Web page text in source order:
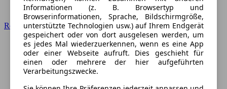
Renault
Informationen (z. B. Browsertyp und
Browserinformationen, Sprache, Bildschirmgröße,
unterstützte Technologien usw.) auf Ihrem Endgerät
gespeichert oder von dort ausgelesen werden, um
es jedes Mal wiederzuerkennen, wenn es eine App
oder einer Webseite aufruft. Dies geschieht für
einen oder mehrere der hier aufgeführten
Verarbeitungszwecke.